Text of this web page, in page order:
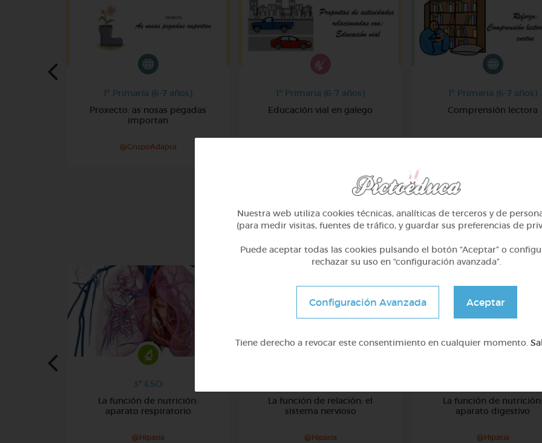
1º Primaria (6-7 años)
Proxecto: as nosas pegadas
importan
@GrupoAdapta
1º Primaria (6-7 años)
Educación vial en galego
1º Primaria (6-7 años)
Comprensión lectora
LECCIONES MÁS VISITADAS
Lecciones con más visitas de los usuarios de Pictoeduca
3º ESO
La función de nutrición:
aparato respiratorio
@Hipatia
La función de relación: el
sistema nervioso
@Hipatia
La función de nutrición:
aparato digestivo
@Hipatia
Nuestra web utiliza cookies técnicas, analíticas de terceros y de
(para medir visitas, fuentes de tráfico, y guardar sus preferencias de
Puede aceptar todas las cookies pulsando el botón “Aceptar” o
rechazar su uso en “configuración avanzada”.
Configuración Avanzada Aceptar
Tiene derecho a revocar este consentimiento en cualquier momento.